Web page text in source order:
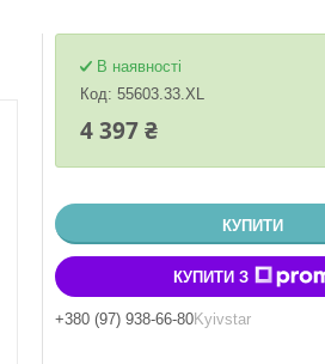
В наявності
Код: 55603.33.XL
4 397 ₴
КУПИТИ
КУПИТИ З
+380 (97) 938-66-80Kyivstar